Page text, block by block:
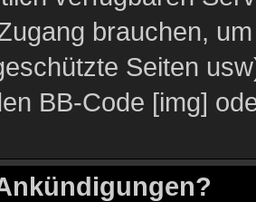
brauchen,
Seiten
BB-Code [img]